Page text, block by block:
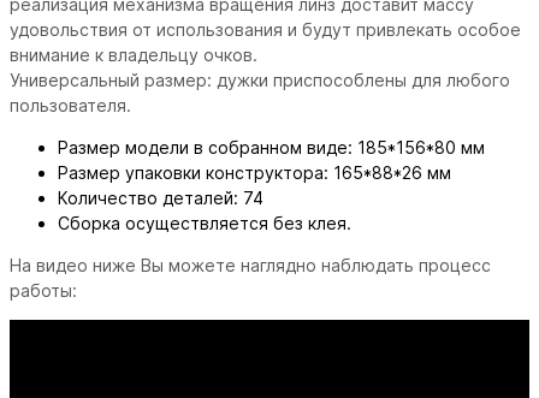
реализация механизма вращения линз доставит массу
удовольствия от использования и будут привлекать особое
внимание к владельцу очков.
Универсальный размер: дужки приспособлены для любого
пользователя.
Размер модели в собранном виде: 185*156*80 мм
Размер упаковки конструктора: 165*88*26 мм
Количество деталей: 74
Сборка осуществляется без клея.
На видео ниже Вы можете наглядно наблюдать процесс
работы: